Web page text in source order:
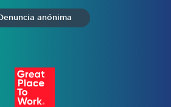
Denuncia anónima